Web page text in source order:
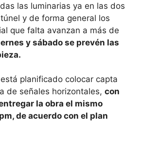
las luminarias ya en las dos
y de forma general los
que falta avanzan a más de
y sábado se prevén las
planificado colocar capta
de señales horizontales, con
la obra el mismo
de acuerdo con el plan